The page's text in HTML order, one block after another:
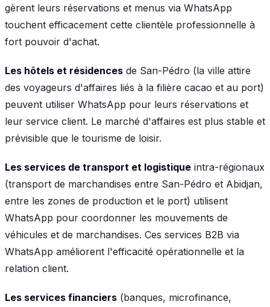
gèrent leurs réservations et menus via WhatsApp
touchent efficacement cette clientèle professionnelle à
fort pouvoir d'achat.
Les hôtels et résidences de San-Pédro (la ville attire
des voyageurs d'affaires liés à la filière cacao et au port)
peuvent utiliser WhatsApp pour leurs réservations et
leur service client. Le marché d'affaires est plus stable et
prévisible que le tourisme de loisir.
Les services de transport et logistique intra-régionaux
(transport de marchandises entre San-Pédro et Abidjan,
entre les zones de production et le port) utilisent
WhatsApp pour coordonner les mouvements de
véhicules et de marchandises. Ces services B2B via
WhatsApp améliorent l'efficacité opérationnelle et la
relation client.
Les services financiers (banques, microfinance,